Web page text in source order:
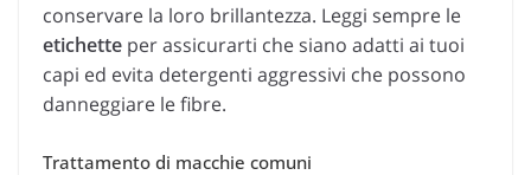
conservare la loro brillantezza. Leggi sempre le
etichette per assicurarti che siano adatti ai tuoi
capi ed evita detergenti aggressivi che possono
danneggiare le fibre.
Trattamento di macchie comuni